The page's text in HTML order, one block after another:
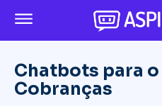
Chatbots para
Cobranças